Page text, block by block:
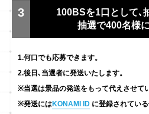
3
100BSを1口として､
抽選で400名様
1.何口でも応募できます。
2.後日､当選者に発送いたします。
※当選は景品の発送をもって代えさせて
※発送にはKONAMI ID に登録されてい